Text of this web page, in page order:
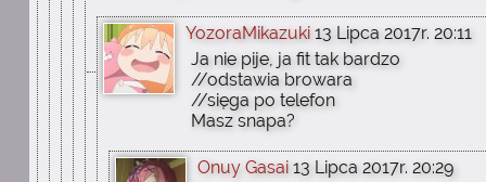
YozoraMikazuki 13 Lipca 2017r. 20:11
Ja nie pije, ja fit tak bardzo
//odstawia browara
//sięga po telefon
Masz snapa?
Onuy Gasai 13 Lipca 2017r. 20:29